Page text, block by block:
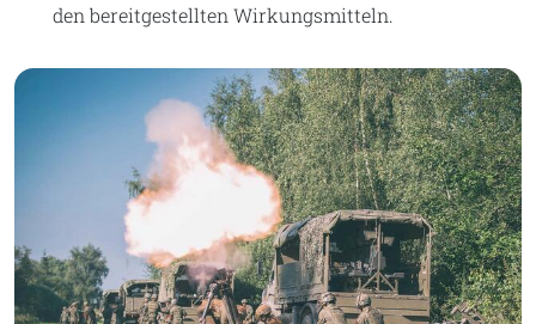
den bereitgestellten Wirkungsmitteln.